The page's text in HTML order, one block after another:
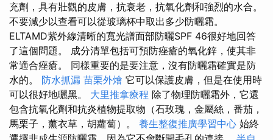
充劑，具有壯觀的皮膚，抗衰老，抗氧化劑和強烈的水合。
不要減少以查看可以從玻璃杯中取出多少防曬霜。
ELTAMD紫外線清晰的寬光譜面部防曬SPF 46很好地回答
了這個問題。 成分清單包括可預防痤瘡的氧化鋅，使其非
常適合痤瘡。 同樣重要的是要注意，沒有防曬霜確實是防
水的。 防水抓漏 苗栗外燴 它可以保護皮膚，但是在使用時
可以很好地曬黑。 大里推拿療程 除了物理防曬霜外，它還
包含抗氧化劑和抗炎植物提取物（石玫瑰，金屬絲，番茄，
馬栗子，薰衣草，胡蘿蔔）。 養生整復推廣學習中心 始終